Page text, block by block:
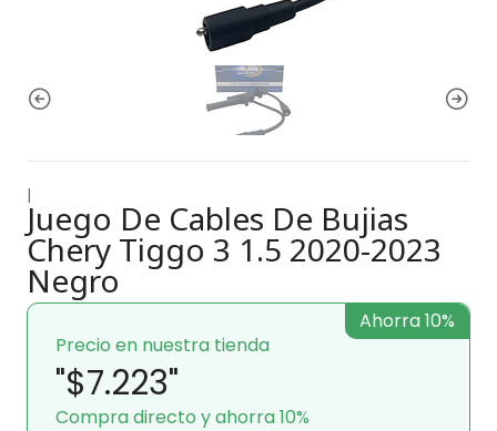
|
Juego De Cables De Bujias
Chery Tiggo 3 1.5 2020-2023
Negro
Precio en nuestra tienda
"$7.223"
Compra directo y ahorra 10%
Ahorra 10%